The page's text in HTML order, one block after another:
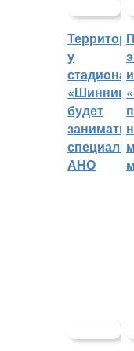
у
стадиона
«Шинник»
будет
АНО